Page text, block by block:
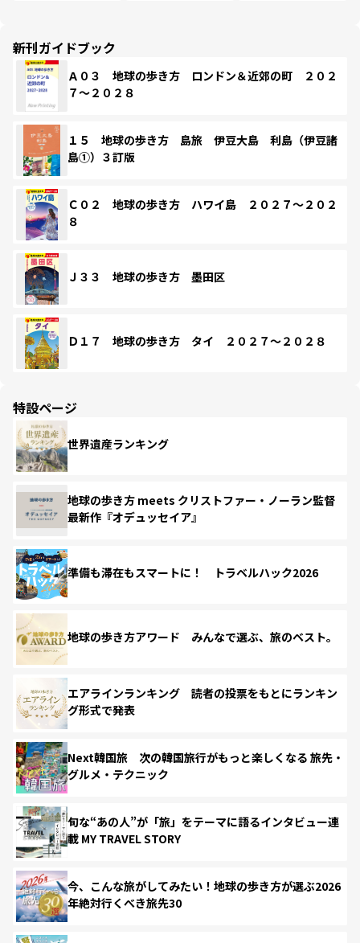
新刊ガイドブック
Ａ０３ 地球の歩き方 ロンドン＆近郊の町 ２０２
７～２０２８
１５ 地球の歩き方 島旅 伊豆大島 利島（伊豆諸
島①）３訂版
Ｃ０２ 地球の歩き方 ハワイ島 ２０２７～２０２
８
Ｊ３３ 地球の歩き方 墨田区
Ｄ１７ 地球の歩き方 タイ ２０２７～２０２８
特設ページ
世界遺産ランキング
地球の歩き方 meets クリストファー・ノーラン監督
最新作『オデュッセイア』
準備も滞在もスマートに！ トラベルハック2026
地球の歩き方アワード みんなで選ぶ、旅のベスト。
エアラインランキング 読者の投票をもとにランキン
グ形式で発表
Next韓国旅 次の韓国旅行がもっと楽しくなる 旅先・
グルメ・テクニック
旬な“あの人”が「旅」をテーマに語るインタビュー連
載 MY TRAVEL STORY
今、こんな旅がしてみたい！地球の歩き方が選ぶ2026
年絶対行くべき旅先30